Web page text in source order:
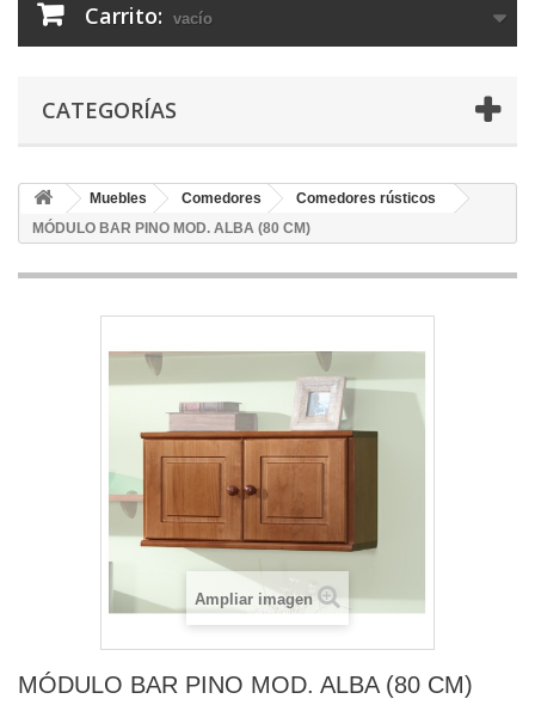
Carrito: vacío
CATEGORÍAS
Muebles Comedores
Comedores rústicos
MÓDULO BAR PINO MOD. ALBA (80 CM)
Ampliar imagen
MÓDULO BAR PINO MOD. ALBA (80 CM)